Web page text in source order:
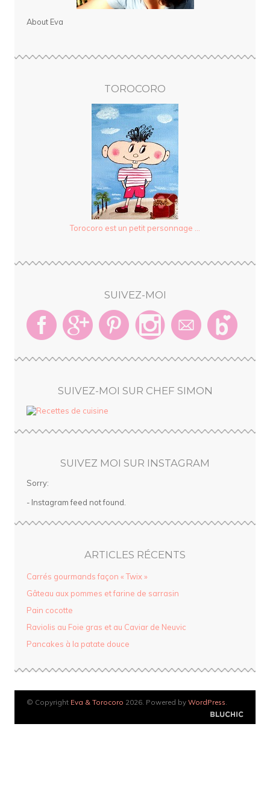
About Eva
TOROCORO
Torocoro est un petit personnage ...
SUIVEZ-MOI
SUIVEZ-MOI SUR CHEF SIMON
SUIVEZ MOI SUR INSTAGRAM
Sorry:
- Instagram feed not found.
ARTICLES RÉCENTS
Carrés gourmands façon « Twix »
Gâteau aux pommes et farine de sarrasin
Pain cocotte
Raviolis au Foie gras et au Caviar de Neuvic
Pancakes à la patate douce
© Copyright Eva & Torocoro 2026. Powered by WordPress.